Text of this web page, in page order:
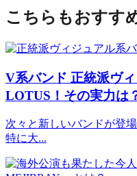
こちらもおすす
V系バンド 正統派ヴ
LOTUS！その実力は
次々と新しいバンドが登
特に大...